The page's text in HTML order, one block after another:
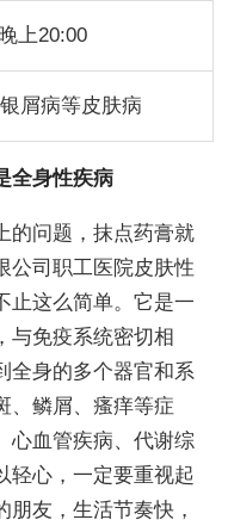
上20:00
屑病等皮肤病
全身性疾病
的问题，抹点药膏就
公司职工医院皮肤性
止这么简单。它是一
与免疫系统密切相
全身的多个器官和系
、鳞屑、瘙痒等症
心血管疾病、代谢综
轻心，一定要重视起
友，生活节奏快，